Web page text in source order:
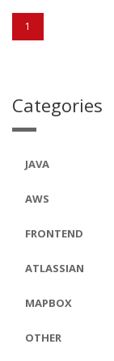
is なに 調べた結
一連のやり取り
ョンと言うよう
1
Categories
JAVA
AWS
FRONTEND
ATLASSIAN
MAPBOX
OTHER